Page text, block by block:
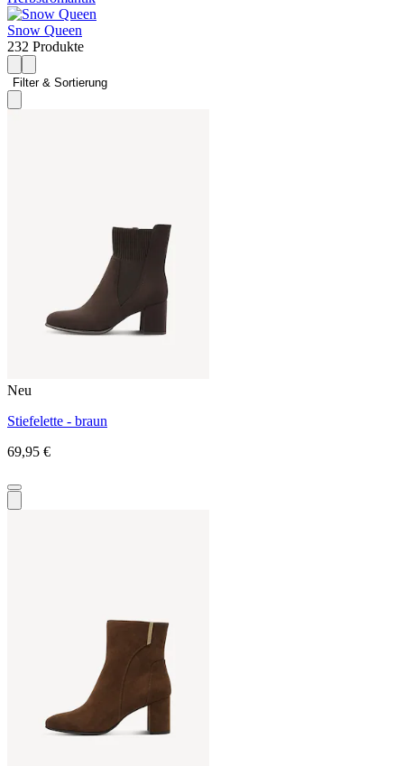
Snow Queen
232 Produkte
Neu
Stiefelette - braun
69,95 €